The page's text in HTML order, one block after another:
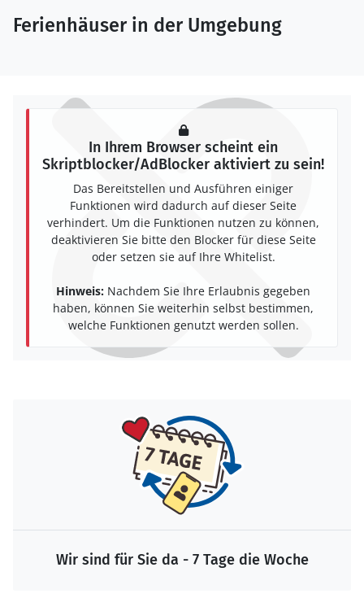
Ferienhäuser in der Umgebung
In Ihrem Browser scheint ein
Skriptblocker/AdBlocker aktiviert zu sein!
Das Bereitstellen und Ausführen einiger
Funktionen wird dadurch auf dieser Seite
verhindert. Um die Funktionen nutzen zu können,
deaktivieren Sie bitte den Blocker für diese Seite
oder setzen sie auf Ihre Whitelist.
Hinweis: Nachdem Sie Ihre Erlaubnis gegeben
haben, können Sie weiterhin selbst bestimmen,
welche Funktionen genutzt werden sollen.
Wir sind für Sie da - 7 Tage die Woche